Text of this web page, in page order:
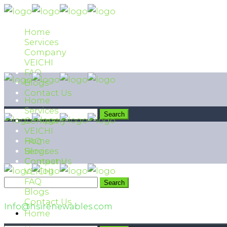
Home
Services
Company
VEICHI
FAQ
Blogs
Contact Us
042 111 474 474
Info@hsirenewables.com
Home
Services
Company
VEICHI
FAQ
Blogs
Contact Us
Home
Services
Company
VEICHI
FAQ
Blogs
Contact Us
Home